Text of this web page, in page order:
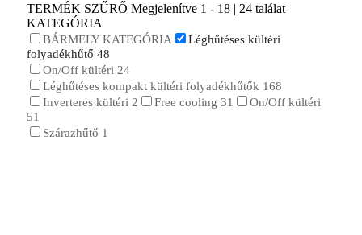
TERMÉK SZŰRŐ Megjelenítve 1 - 18 | 24 találat
KATEGÓRIA
BÁRMELY KATEGÓRIA
Léghűtéses kültéri
folyadékhűtő 48
On/Off kültéri 24
Léghűtéses kompakt kültéri folyadékhűtők 168
Inverteres kültéri 2 Free cooling 31
On/Off kültéri
51
Szárazhűtő 1